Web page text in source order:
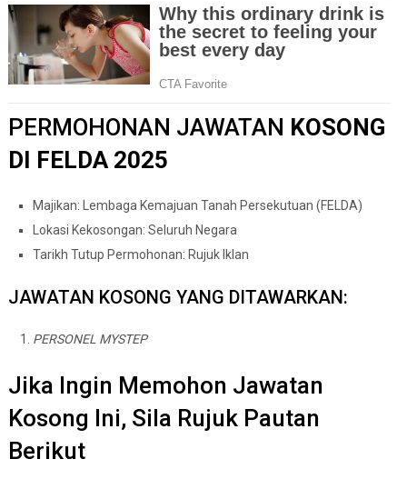
PERMOHONAN JAWATAN KOSONG
DI FELDA 2025
Majikan: Lembaga Kemajuan Tanah Persekutuan (FELDA)
Lokasi Kekosongan: Seluruh Negara
Tarikh Tutup Permohonan: Rujuk Iklan
JAWATAN KOSONG YANG DITAWARKAN:
PERSONEL MYSTEP
Jika Ingin Memohon Jawatan
Kosong Ini, Sila Rujuk Pautan
Berikut